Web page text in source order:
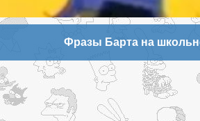
Фразы Барта на